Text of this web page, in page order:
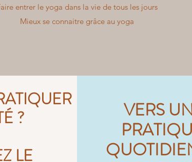
entrer le yoga dans la vie de tous les jours
Mieux se connaitre grâce au yoga
?
LE
VERS